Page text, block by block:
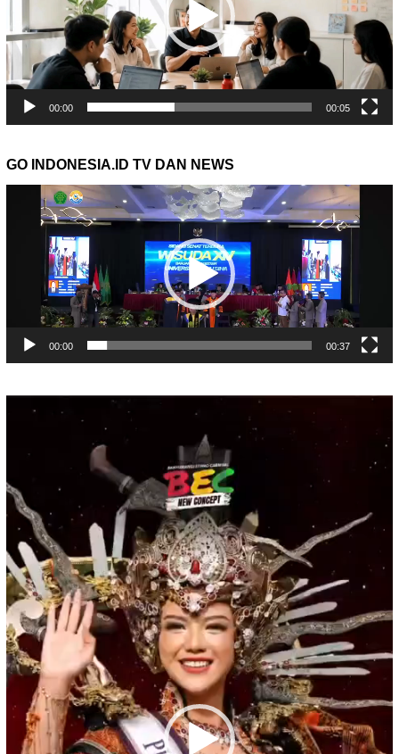
00:00 00:05
GO INDONESIA.ID TV DAN NEWS
Pemutar
00:00 00:37